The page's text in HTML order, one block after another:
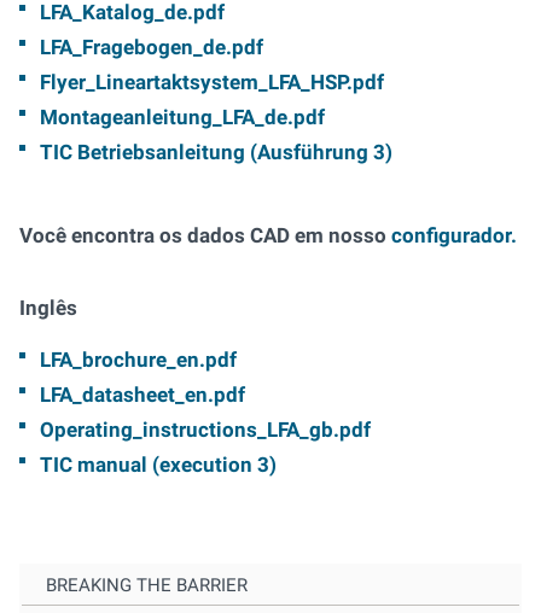
LFA_Katalog_de.pdf
LFA_Fragebogen_de.pdf
Flyer_Lineartaktsystem_LFA_HSP.pdf
Montageanleitung_LFA_de.pdf
TIC Betriebsanleitung (Ausführung 3)
Você encontra os dados CAD em nosso configurador.
Inglês
LFA_brochure_en.pdf
LFA_datasheet_en.pdf
Operating_instructions_LFA_gb.pdf
TIC manual (execution 3)
BREAKING THE BARRIER